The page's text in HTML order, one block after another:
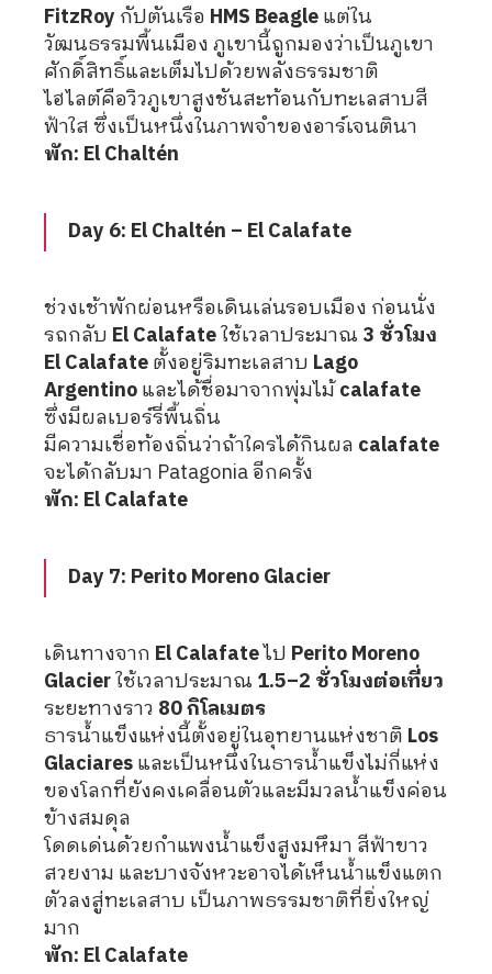
FitzRoy กัปตันเรือ HMS Beagleแต่ใน
วัฒนธรรมพื้นเมือง ภูเขานี้ถูกมองว่าเป็นภูเขา
ศักดิ์สิทธิ์และเต็มไปด้วยพลังธรรมชาติ
ไฮไลต์คือวิวภูเขาสูงชันสะท้อนกับทะเลสาบสี
ฟ้าใส ซึ่งเป็นหนึ่งในภาพจำของอาร์เจนตินา
พัก: El Chaltén
Day 6: El Chaltén – El Calafate
ช่วงเช้าพักผ่อนหรือเดินเล่นรอบเมือง ก่อนนั่ง
รถกลับ El Calafateใช้เวลาประมาณ 3 ชั่วโมง
El Calafateตั้งอยู่ริมทะเลสาบ Lago
Argentinoและได้ชื่อมาจากพุ่มไม้calafate
ซึ่งมีผลเบอร์รี่พื้นถิ่น
มีความเชื่อท้องถิ่นว่าถ้าใครได้กินผล calafate
จะได้กลับมา Patagonia อีกครั้ง
พัก: El Calafate
Day 7: Perito Moreno Glacier
เดินทางจาก El Calafateไป Perito Moreno
Glacierใช้เวลาประมาณ 1.5–2 ชั่วโมงต่อเที่ยว
ระยะทางราว 80 กิโลเมตร
ธารน้ำแข็งแห่งนี้ตั้งอยู่ในอุทยานแห่งชาติ Los
Glaciaresและเป็นหนึ่งในธารน้ำแข็งไม่กี่แห่ง
ของโลกที่ยังคงเคลื่อนตัวและมีมวลน้ำแข็งค่อน
ข้างสมดุล
โดดเด่นด้วยกำแพงน้ำแข็งสูงมหึมา สีฟ้าขาว
สวยงาม และบางจังหวะอาจได้เห็นน้ำแข็งแตก
ตัวลงสู่ทะเลสาบ เป็นภาพธรรมชาติที่ยิ่งใหญ่
มาก
พัก: El Calafate